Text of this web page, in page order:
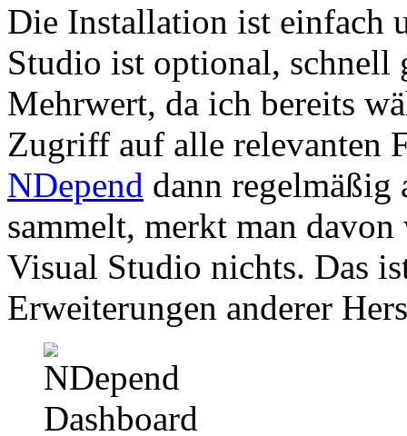
Die Installation ist einfach
Studio ist optional, schnell
Mehrwert, da ich bereits
Zugriff auf alle relevanten
NDepend dann regelmäßig
sammelt, merkt man
Visual Studio nichts. Das
Erweiterungen anderer